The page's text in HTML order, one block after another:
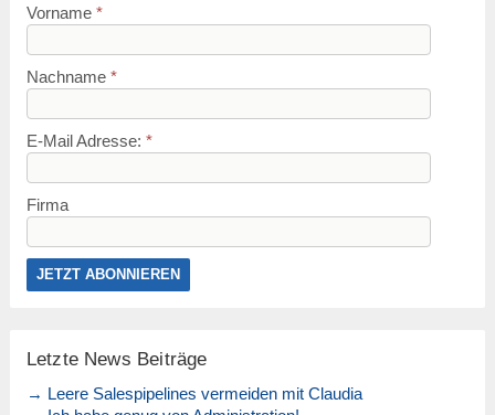
Vorname *
Nachname *
E-Mail Adresse: *
Firma
Letzte News Beiträge
→ Leere Salespipelines vermeiden mit Claudia